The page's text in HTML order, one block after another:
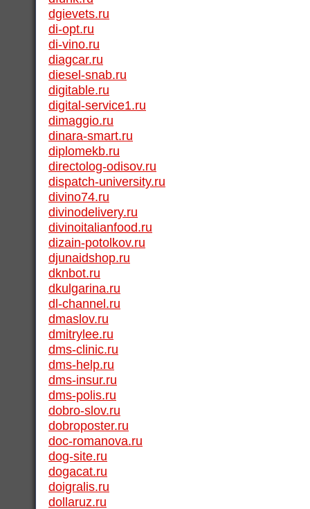
dgievets.ru
di-opt.ru
di-vino.ru
diagcar.ru
diesel-snab.ru
digitable.ru
digital-service1.ru
dimaggio.ru
dinara-smart.ru
diplomekb.ru
directolog-odisov.ru
dispatch-university.ru
divino74.ru
divinodelivery.ru
divinoitalianfood.ru
dizain-potolkov.ru
djunaidshop.ru
dknbot.ru
dkulgarina.ru
dl-channel.ru
dmaslov.ru
dmitrylee.ru
dms-clinic.ru
dms-help.ru
dms-insur.ru
dms-polis.ru
dobro-slov.ru
dobroposter.ru
doc-romanova.ru
dog-site.ru
dogacat.ru
doigralis.ru
dollaruz.ru